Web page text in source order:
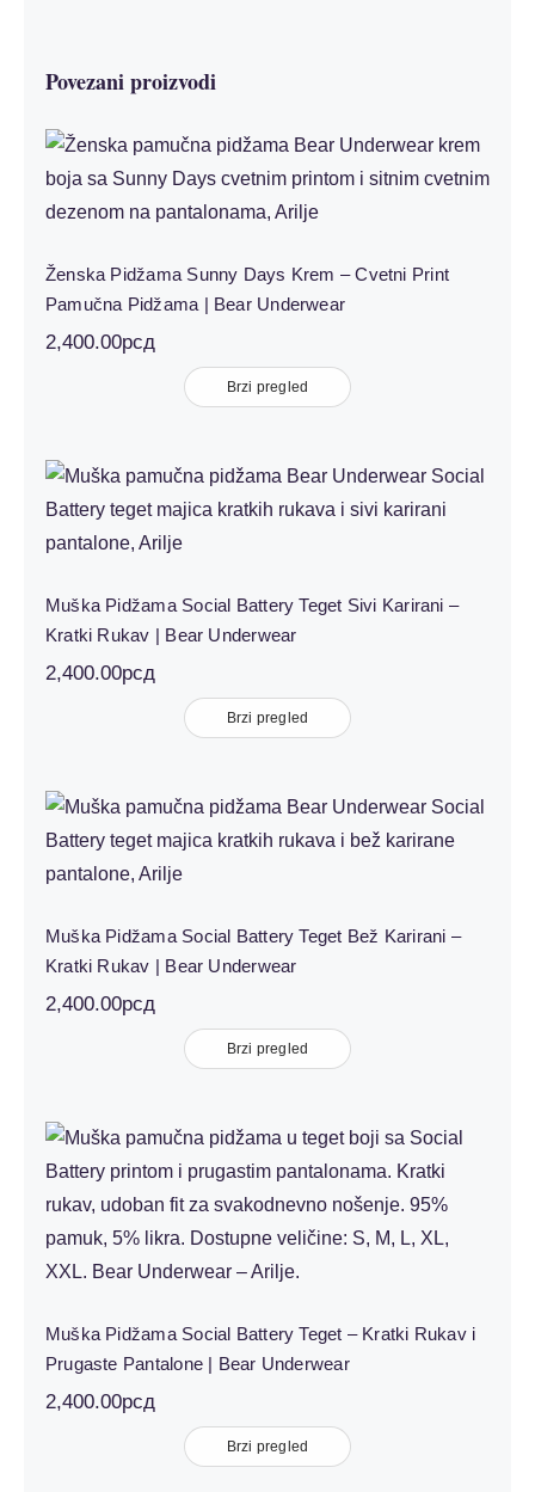
Povezani proizvodi
Ženska Pidžama Sunny Days Krem –
Cvetni Print Pamučna Pidžama | Bear
Underwear
Ženska Pidžama Sunny Days Krem – Cvetni Print
Pamučna Pidžama | Bear Underwear
2,400.00рсд
Brzi pregled
Muška Pidžama Social Battery Teget
Sivi Karirani – Kratki Rukav | Bear
Muška Pidžama Social Battery Teget Sivi Karirani –
Kratki Rukav | Bear Underwear
2,400.00рсд
Brzi pregled
Muška Pidžama Social Battery Teget
Bež Karirani – Kratki Rukav | Bear
Muška Pidžama Social Battery Teget Bež Karirani –
Kratki Rukav | Bear Underwear
2,400.00рсд
Brzi pregled
Muška Pidžama Social Battery Teget –
Kratki Rukav i Prugaste Pantalone |
Bear Underwear
Muška Pidžama Social Battery Teget – Kratki Rukav i
Prugaste Pantalone | Bear Underwear
2,400.00рсд
Brzi pregled